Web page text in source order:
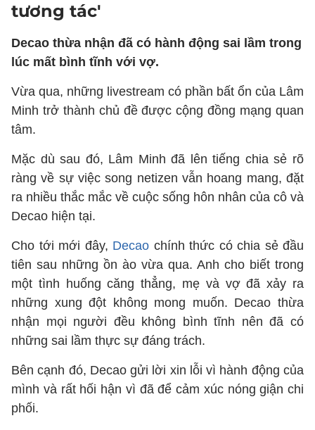
tương tác'
Decao thừa nhận đã có hành động sai lầm trong
lúc mất bình tĩnh với vợ.
Vừa qua, những livestream có phần bất ổn của Lâm
Minh trở thành chủ đề được cộng đồng mạng quan
tâm.
Mặc dù sau đó, Lâm Minh đã lên tiếng chia sẻ rõ
ràng về sự việc song netizen vẫn hoang mang, đặt
ra nhiều thắc mắc về cuộc sống hôn nhân của cô và
Decao hiện tại.
Cho tới mới đây, Decao chính thức có chia sẻ đầu
tiên sau những ồn ào vừa qua. Anh cho biết trong
một tình huống căng thẳng, mẹ và vợ đã xảy ra
những xung đột không mong muốn. Decao thừa
nhận mọi người đều không bình tĩnh nên đã có
những sai lầm thực sự đáng trách.
Bên cạnh đó, Decao gửi lời xin lỗi vì hành động của
mình và rất hối hận vì đã để cảm xúc nóng giận chi
phối.